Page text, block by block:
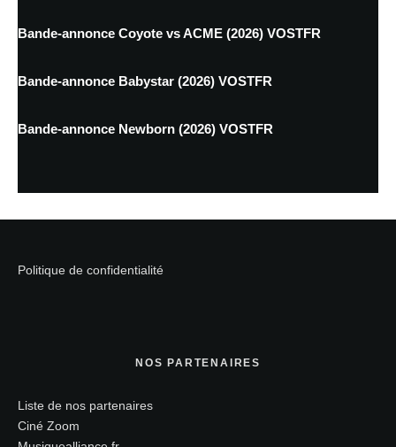
Bande-annonce Coyote vs ACME (2026) VOSTFR
Bande-annonce Babystar (2026) VOSTFR
Bande-annonce Newborn (2026) VOSTFR
Politique de confidentialité
NOS PARTENAIRES
Liste de nos partenaires
Ciné Zoom